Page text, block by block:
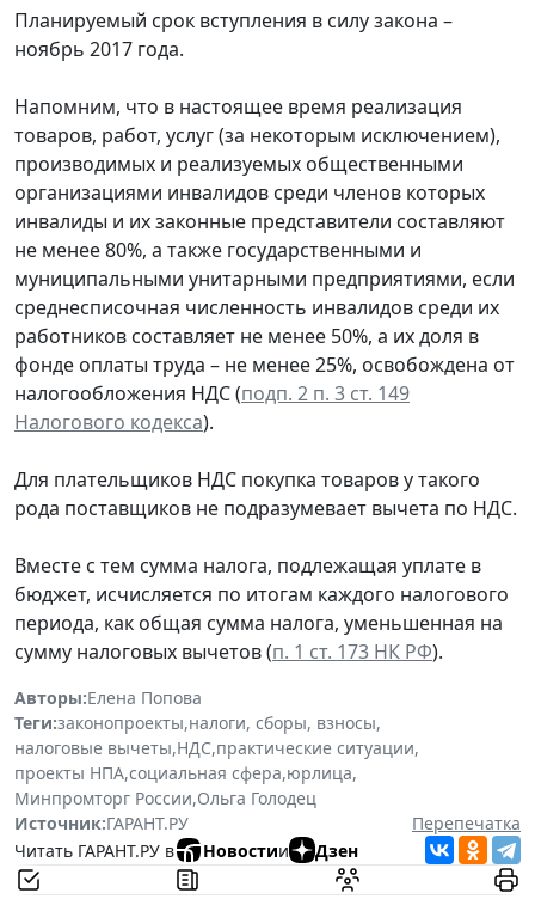
Планируемый срок вступления в силу закона –
ноябрь 2017 года.
Напомним, что в настоящее время реализация
товаров, работ, услуг (за некоторым исключением),
производимых и реализуемых общественными
организациями инвалидов среди членов которых
инвалиды и их законные представители составляют
не менее 80%, а также государственными и
муниципальными унитарными предприятиями, если
среднесписочная численность инвалидов среди их
работников составляет не менее 50%, а их доля в
фонде оплаты труда – не менее 25%, освобождена от
налогообложения НДС (подп. 2 п. 3 ст. 149
Налогового кодекса).
Для плательщиков НДС покупка товаров у такого
рода поставщиков не подразумевает вычета по НДС.
Вместе с тем сумма налога, подлежащая уплате в
бюджет, исчисляется по итогам каждого налогового
периода, как общая сумма налога, уменьшенная на
сумму налоговых вычетов (п. 1 ст. 173 НК РФ).
Авторы:Елена Попова
Теги:законопроекты,налоги, сборы, взносы,
налоговые вычеты,НДС,практические ситуации,
проекты НПА,социальная сфера,юрлица,
Минпромторг России,Ольга Голодец
Источник:ГАРАНТ.РУ
Перепечатка
Читать ГАРАНТ.РУ в
Новостии Дзен